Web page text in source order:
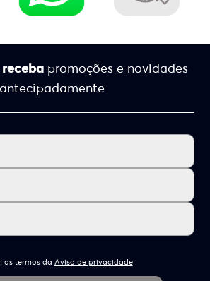
promoções e novidades
antecipadamente
os termos da Aviso de privacidade